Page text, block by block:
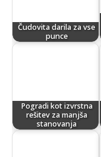
Čudovita darila za vse
punce
Pogradi kot izvrstna
rešitev za manjša
stanovanja